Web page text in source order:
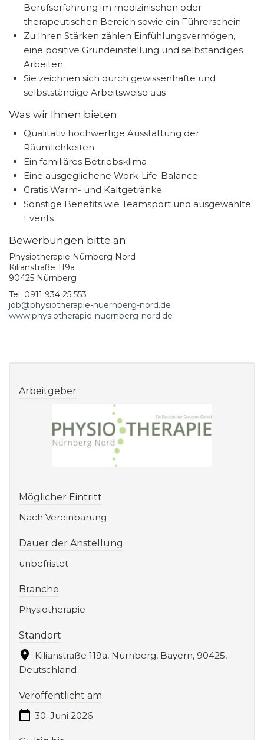
Berufserfahrung im medizinischen oder
therapeutischen Bereich sowie ein Führerschein
Zu Ihren Stärken zählen Einfühlungsvermögen,
eine positive Grundeinstellung und selbständiges
Arbeiten
Sie zeichnen sich durch gewissenhafte und
selbstständige Arbeitsweise aus
Was wir Ihnen bieten
Qualitativ hochwertige Ausstattung der
Räumlichkeiten
Ein familiäres Betriebsklima
Eine ausgeglichene Work-Life-Balance
Gratis Warm- und Kaltgetränke
Sonstige Benefits wie Teamsport und ausgewählte
Events
Bewerbungen bitte an:
Physiotherapie Nürnberg Nord
Kilianstraße 119a
90425 Nürnberg
Tel: 0911 934 25 553
job@physiotherapie-nuernberg-nord.de
www.physiotherapie-nuernberg-nord.de
Arbeitgeber
Möglicher Eintritt
Nach Vereinbarung
Dauer der Anstellung
unbefristet
Branche
Physiotherapie
Standort
Kilianstraße 119a, Nürnberg, Bayern, 90425,
Deutschland
Veröffentlicht am
30. Juni 2026